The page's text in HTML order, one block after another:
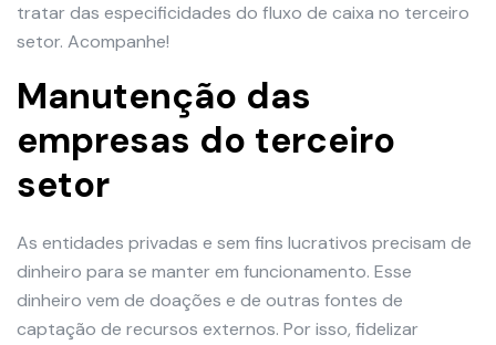
tratar das especificidades do fluxo de caixa no terceiro
setor. Acompanhe!
Manutenção das
empresas do terceiro
setor
As entidades privadas e sem fins lucrativos precisam de
dinheiro para se manter em funcionamento. Esse
dinheiro vem de doações e de outras fontes de
captação de recursos externos. Por isso, fidelizar